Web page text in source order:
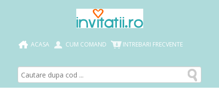
ACASA CUM COMAND INTREBARI FRECVENTE